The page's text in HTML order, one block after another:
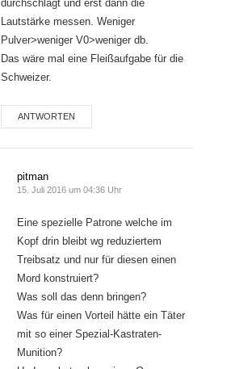
durchschlägt und erst dann die
Lautstärke messen. Weniger
Pulver>weniger V0>weniger db.
Das wäre mal eine Fleißaufgabe für die
Schweizer.
ANTWORTEN
pitman
15. Juli 2016 um 04:36 Uhr
Eine spezielle Patrone welche im
Kopf drin bleibt wg reduziertem
Treibsatz und nur für diesen einen
Mord konstruiert?
Was soll das denn bringen?
Was für einen Vorteil hätte ein Täter
mit so einer Spezial-Kastraten-
Munition?